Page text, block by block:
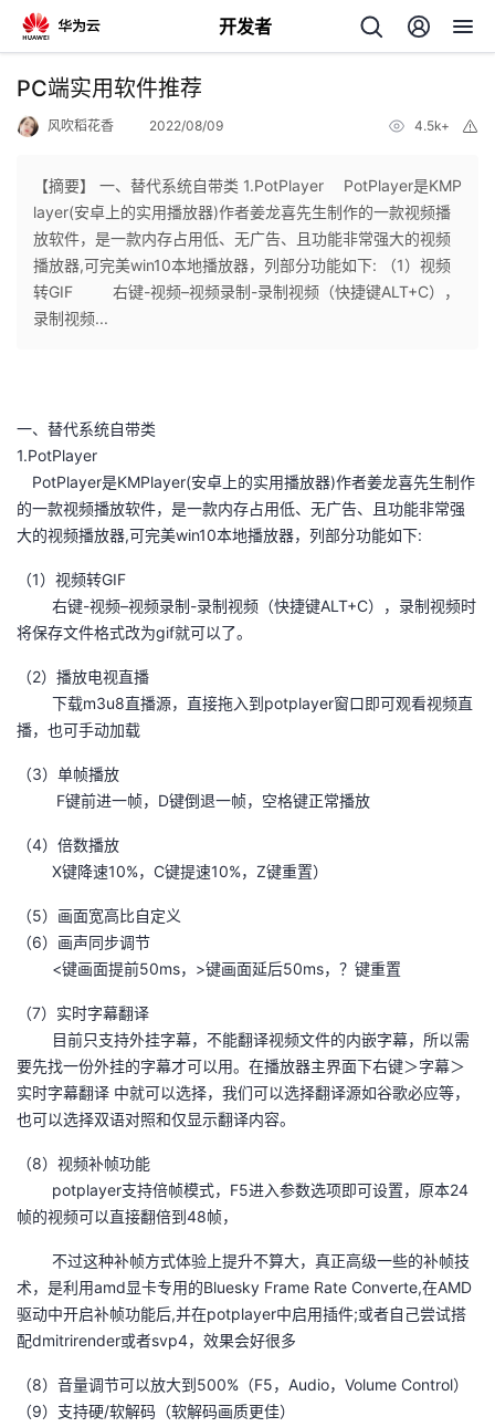
开发者
返
个
人
页
我
开
发
者
我
的
博
我
的
坛
我
圈
子
的
直
播
我
的
活
我
的
注
我
开
发
者
我
的
课
我
的
我
的
Programs
我
的
支
持
我
的
技
术
我
的
云
PC端实用软件推荐
风吹稻花香 2022/08/09 4.5k+
【摘要】 一、替代系统自带类 1.PotPlayer ​ PotPlayer是KMP
layer(安卓上的实用播放器)作者姜龙喜先生制作的一款视频播
放软件，是一款内存占用低、无广告、且功能非常强大的视频
播放器,可完美win10本地播放器，列部分功能如下: （1）视频
转GIF ​ 右键-视频–视频录制-录制视频（快捷键ALT+C），
录制视频...
一、替代系统自带类
1.PotPlayer
​ PotPlayer是KMPlayer(安卓上的实用播放器)作者姜龙喜先生制作
的一款视频播放软件，是一款内存占用低、无广告、且功能非常强
大的视频播放器,可完美win10本地播放器，列部分功能如下:
（1）视频转GIF
​ 右键-视频–视频录制-录制视频（快捷键ALT+C），录制视频时
将保存文件格式改为gif就可以了。
（2）播放电视直播
​ 下载m3u8直播源，直接拖入到potplayer窗口即可观看视频直
播，也可手动加载
（3）单帧播放
​ F键前进一帧，D键倒退一帧，空格键正常播放
（4）倍数播放
​ X键降速10%，C键提速10%，Z键重置）
（5）画面宽高比自定义
（6）画声同步调节
​ <键画面提前50ms，>键画面延后50ms，？键重置
（7）实时字幕翻译
​ 目前只支持外挂字幕，不能翻译视频文件的内嵌字幕，所以需
要先找一份外挂的字幕才可以用。在播放器主界面下右键＞字幕＞
实时字幕翻译 中就可以选择，我们可以选择翻译源如谷歌必应等，
也可以选择双语对照和仅显示翻译内容。
（8）视频补帧功能
​ potplayer支持倍帧模式，F5进入参数选项即可设置，原本24
帧的视频可以直接翻倍到48帧，
​ 不过这种补帧方式体验上提升不算大，真正高级一些的补帧技
术，是利用amd显卡专用的Bluesky Frame Rate Converte,在AMD
驱动中开启补帧功能后,并在potplayer中启用插件;或者自己尝试搭
配dmitrirender或者svp4，效果会好很多
（8）音量调节可以放大到500%（F5，Audio，Volume Control）
（9）支持硬/软解码（软解码画质更佳）